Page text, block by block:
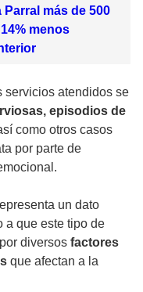
más de 500
menos
servicios atendidos se
episodios de
como otros casos
por parte de
un dato
a que este tipo de
diversos factores
que afectan a la